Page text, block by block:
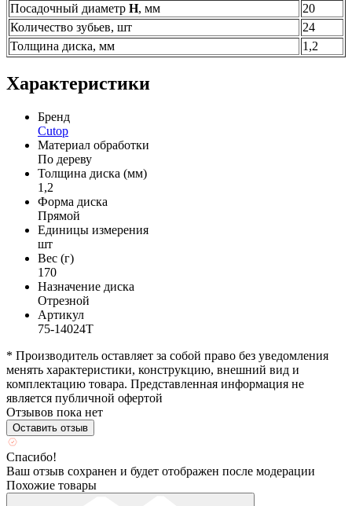
Посадочный диаметр H, мм
20
Количество зубьев, шт
24
Толщина диска, мм
1,2
Характеристики
Бренд
Cutop
Материал обработки
По дереву
Толщина диска (мм)
1,2
Форма диска
Прямой
Единицы измерения
шт
Вес (г)
170
Назначение диска
Отрезной
Артикул
75-14024Т
* Производитель оставляет за собой право без уведомления
менять характеристики, конструкцию, внешний вид и
комплектацию товара. Представленная информация не
является публичной офертой
Отзывов пока нет
Оставить отзыв
Спасибо!
Ваш отзыв сохранен и будет отображен после модерации
Похожие товары